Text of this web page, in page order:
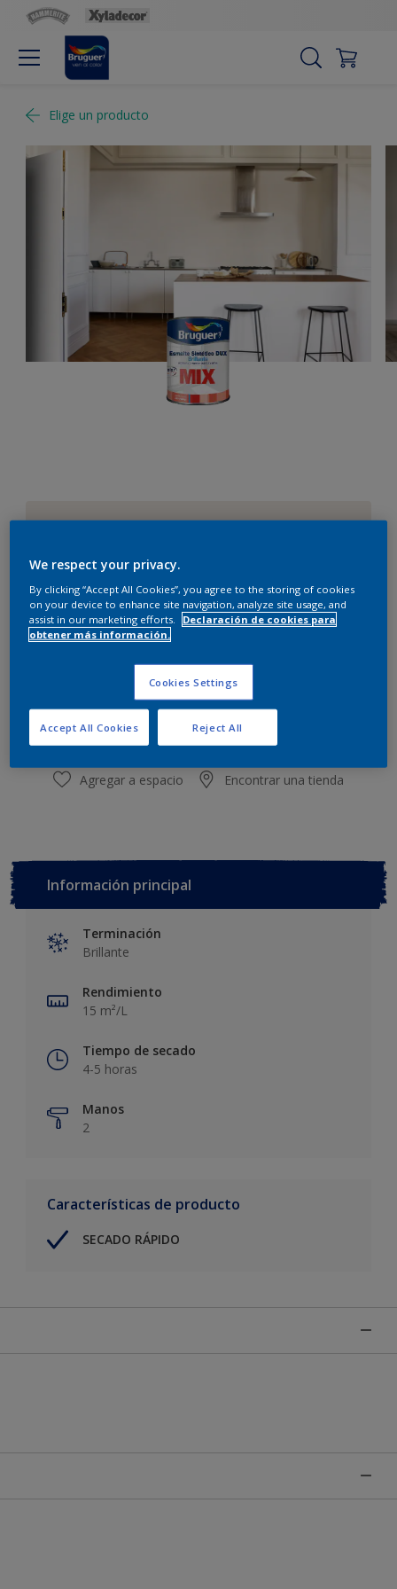
Elige un producto
Naranja amanecer
Cantidad Calculadora de pintura
Calcular
Este producto no está actualmente disponible en línea.
Por favor, visite su tienda más cercana.
Agregar a espacio Encontrar una tienda
Información principal
Terminación
Brillante
Rendimiento
15 m²/L
Tiempo de secado
4-5 horas
Manos
2
Características de producto
SECADO RÁPIDO
We respect your privacy.
By clicking “Accept All Cookies”, you agree to the storing of cookies
on your device to enhance site navigation, analyze site usage, and
assist in our marketing efforts.
Declaración de cookies para
obtener más información.
Cookies Settings
Reject All
Accept All Cookies